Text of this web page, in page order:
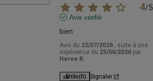
4/5
Avis vérifié
bien
Avis du 22/07/2026 , suite à une
expérience du 25/06/2026 par
Herve R.
Utile(0) Signaler